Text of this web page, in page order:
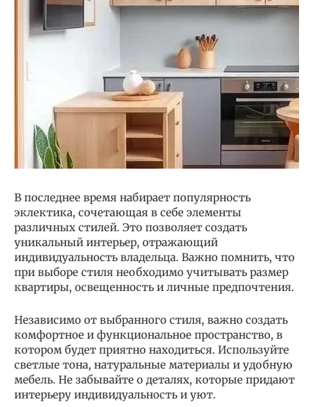
В последнее время набирает популярность
эклектика, сочетающая в себе элементы
различных стилей. Это позволяет создать
уникальный интерьер, отражающий
индивидуальность владельца. Важно помнить, что
при выборе стиля необходимо учитывать размер
квартиры, освещенность и личные предпочтения.
Независимо от выбранного стиля, важно создать
комфортное и функциональное пространство, в
котором будет приятно находиться. Используйте
светлые тона, натуральные материалы и удобную
мебель. Не забывайте о деталях, которые придают
интерьеру индивидуальность и уют.